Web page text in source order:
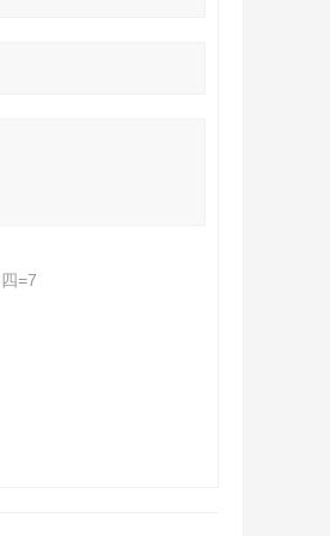
=7